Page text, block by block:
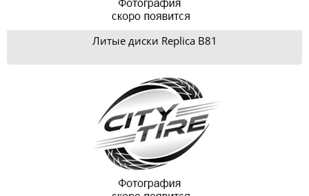
Литые диски Replica B81